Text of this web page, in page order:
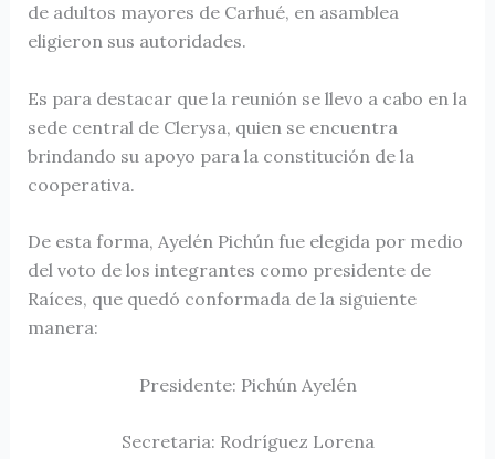
de adultos mayores de Carhué, en asamblea
eligieron sus autoridades.
Es para destacar que la reunión se llevo a cabo en la
sede central de Clerysa, quien se encuentra
brindando su apoyo para la constitución de la
cooperativa.
De esta forma, Ayelén Pichún fue elegida por medio
del voto de los integrantes como presidente de
Raíces, que quedó conformada de la siguiente
manera:
Presidente: Pichún Ayelén
Secretaria: Rodríguez Lorena